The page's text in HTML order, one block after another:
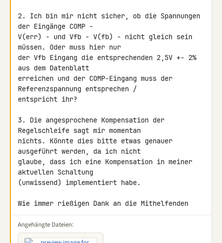
2. Ich bin mir nicht sicher, ob die Spannungen
der Eingänge COMP -
V(err) - und Vfb - V(fb) - nicht gleich sein
müssen. Oder muss hier nur
der Vfb Eingang die entsprechenden 2,5V +- 2%
aus dem Datenblatt
erreichen und der COMP-Eingang muss der
Referenzspannung entsprechen /
entspricht ihr?
3. Die angesprochene Kompensation der
Regelschleife sagt mir momentan
nichts. Könnte dies bitte etwas genauer
ausgeführt werden, da ich nicht
glaube, dass ich eine Kompensation in meiner
aktuellen Schaltung
(unwissend) implementiert habe.
Wie immer rießigen Dank an die Mithelfenden
Angehängte Dateien: